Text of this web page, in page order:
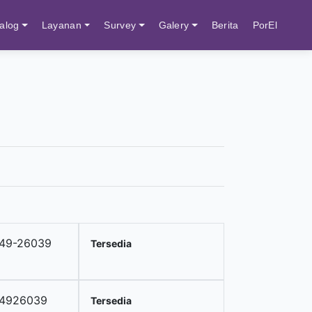
Layanan Survey Galery Berita PorEl
26039 Tersedia
Tersedia